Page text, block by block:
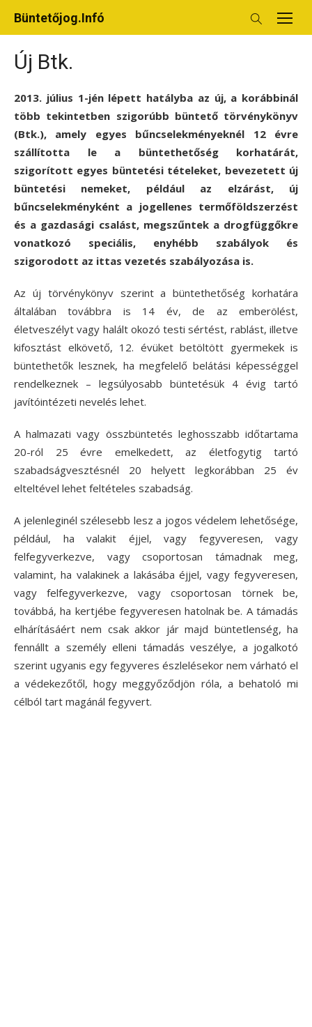
Büntetőjog.Infó
Új Btk.
2013. július 1-jén lépett hatályba az új, a korábbinál
több tekintetben szigorúbb büntető törvénykönyv
(Btk.), amely egyes bűncselekményeknél 12 évre
szállította le a büntethetőség korhatárát,
szigorított egyes büntetési tételeket, bevezetett új
büntetési nemeket, például az elzárást, új
bűncselekményként a jogellenes termőföldszerzést
és a gazdasági csalást, megszűntek a drogfüggőkre
vonatkozó speciális, enyhébb szabályok és
szigorodott az ittas vezetés szabályozása is.
Az új törvénykönyv szerint a büntethetőség korhatára
általában továbbra is 14 év, de az emberölést,
életveszélyt vagy halált okozó testi sértést, rablást, illetve
kifosztást elkövető, 12. évüket betöltött gyermekek is
büntethetők lesznek, ha megfelelő belátási képességgel
rendelkeznek – legsúlyosabb büntetésük 4 évig tartó
javítóintézeti nevelés lehet.
A halmazati vagy összbüntetés leghosszabb időtartama
20-ról 25 évre emelkedett, az életfogytig tartó
szabadságvesztésnél 20 helyett legkorábban 25 év
elteltével lehet feltételes szabadság.
A jelenleginél szélesebb lesz a jogos védelem lehetősége,
például, ha valakit éjjel, vagy fegyveresen, vagy
felfegyverkezve, vagy csoportosan támadnak meg,
valamint, ha valakinek a lakásába éjjel, vagy fegyveresen,
vagy felfegyverkezve, vagy csoportosan törnek be,
továbbá, ha kertjébe fegyveresen hatolnak be. A támadás
elhárításáért nem csak akkor jár majd büntetlenség, ha
fennállt a személy elleni támadás veszélye, a jogalkotó
szerint ugyanis egy fegyveres észlelésekor nem várható el
a védekezőtől, hogy meggyőződjön róla, a behatoló mi
célból tart magánál fegyvert.